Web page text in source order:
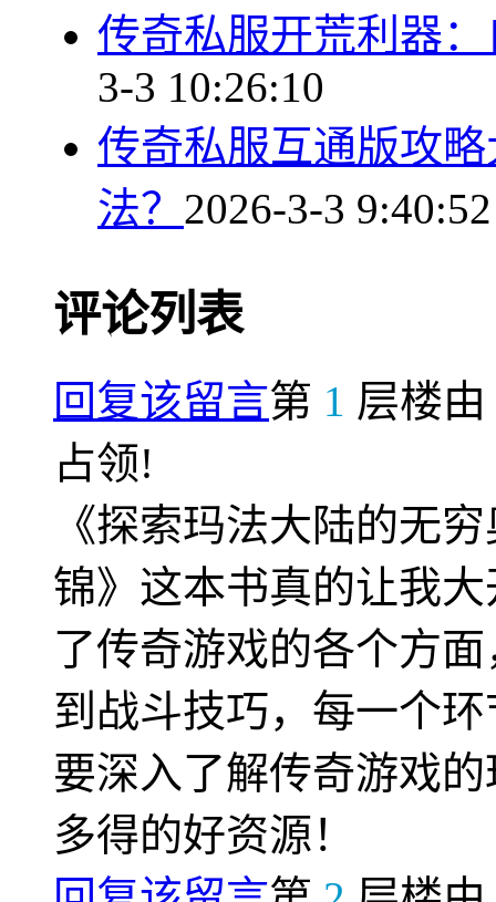
传奇私服开荒利器
3-3 10:26:10
传奇私服互通版攻
法？ 2026-3-3 9:40:52
评论列表
回复该留言第 1 层楼由
占领!
《探索玛法大陆的无
锦》这本书真的让我
了传奇游戏的各个方
到战斗技巧，每一个
要深入了解传奇游戏
多得的好资源！